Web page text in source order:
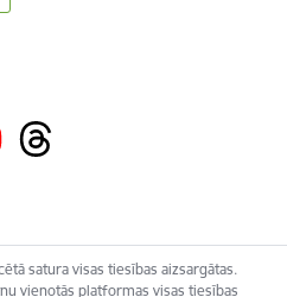
satura visas tiesības aizsargātas.
vienotās platformas visas tiesības